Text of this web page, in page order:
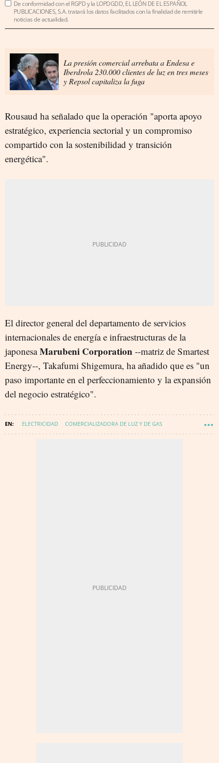
De conformidad con el RGPD y la LOPDGDD, EL LEÓN DE EL ESPAÑOL
PUBLICACIONES, S.A. tratará los datos facilitados con la finalidad de remitirle
noticias de actualidad.
La presión comercial arrebata a Endesa e
Iberdrola 230.000 clientes de luz en tres meses
y Repsol capitaliza la fuga
Rousaud ha señalado que la operación "aporta apoyo
estratégico, experiencia sectorial y un compromiso
compartido con la sostenibilidad y transición
energética".
El director general del departamento de servicios
internacionales de energía e infraestructuras de la
japonesaMarubeni Corporation --matriz de Smartest
Energy--, Takafumi Shigemura, ha añadido que es "un
paso importante en el perfeccionamiento y la expansión
del negocio estratégico".
ELECTRICIDAD COMERCIALIZADORA DE LUZ Y DE GAS